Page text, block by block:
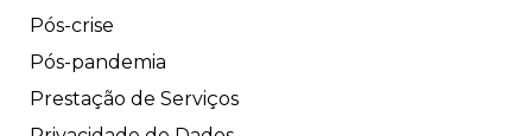
Pós-crise
Pós-pandemia
Prestação de Serviços